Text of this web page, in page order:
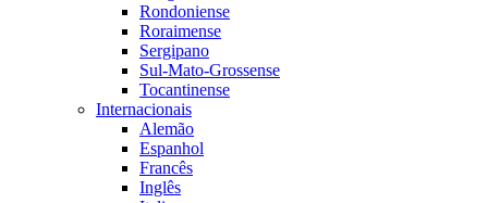
Rondoniense
Roraimense
Sergipano
Sul-Mato-Grossense
Tocantinense
Internacionais
Alemão
Espanhol
Francês
Inglês